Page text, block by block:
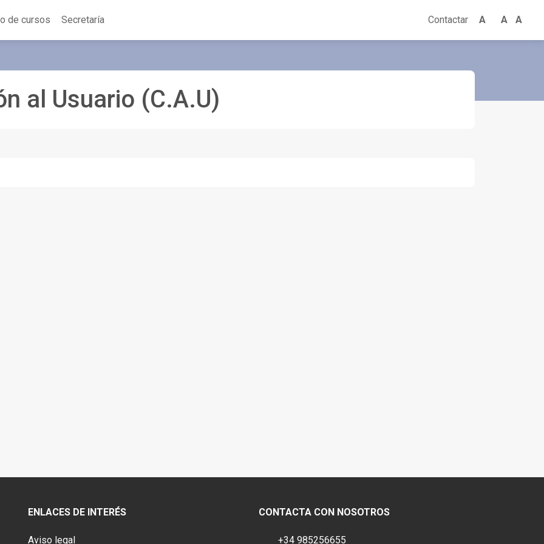
de cursos Secretaría Contactar A A A
al Usuario (C.A.U)
ENLACES DE INTERÉS
Aviso legal
CONTACTA CON NOSOTROS
Teléfono
+34 985256655